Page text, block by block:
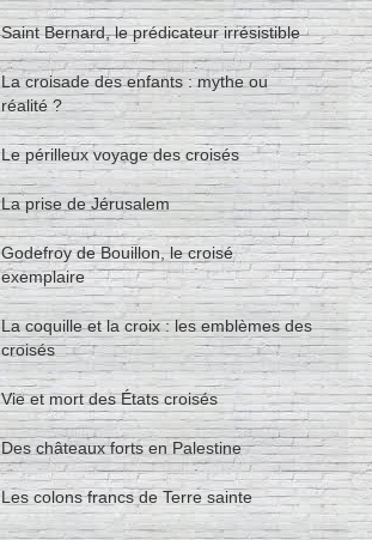
Saint Bernard, le prédicateur irrésistible
La croisade des enfants : mythe ou
réalité ?
Le périlleux voyage des croisés
La prise de Jérusalem
Godefroy de Bouillon, le croisé
exemplaire
La coquille et la croix : les emblèmes des
croisés
Vie et mort des États croisés
Des châteaux forts en Palestine
Les colons francs de Terre sainte